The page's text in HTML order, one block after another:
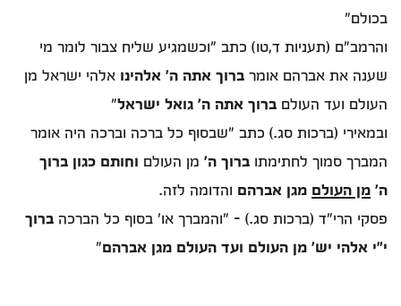
בכולם"
והרמב"ם (תעניות ד,טו) כתב "וכשמגיע שליח צבור לומר מי
שענה את אברהם אומר ברוך אתה ה' אלהינו אלהי ישראל מן
העולם ועד העולם ברוך אתה ה' גואל ישראל"
ובמאירי (ברכות סג.) כתב "שבסוף כל ברכה וברכה היה אומר
המברך סמוך לחתימתו ברוך ה' מן העולם וחותם כגון ברוך
ה' מן העולם מגן אברהם והדומה לזה.
פסקי הרי"ד (ברכות סג.) - "והמברך או' בסוף כל הברכה ברוך
י"י אלהי יש' מן העולם ועד העולם מגן אברהם"